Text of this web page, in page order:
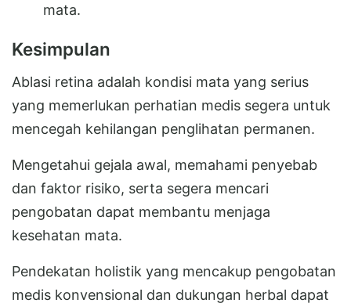
mata.
Kesimpulan
Ablasi retina adalah kondisi mata yang serius
yang memerlukan perhatian medis segera untuk
mencegah kehilangan penglihatan permanen.
Mengetahui gejala awal, memahami penyebab
dan faktor risiko, serta segera mencari
pengobatan dapat membantu menjaga
kesehatan mata.
Pendekatan holistik yang mencakup pengobatan
medis konvensional dan dukungan herbal dapat